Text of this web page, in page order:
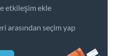
etkileşim ekle
arasından seçim yap